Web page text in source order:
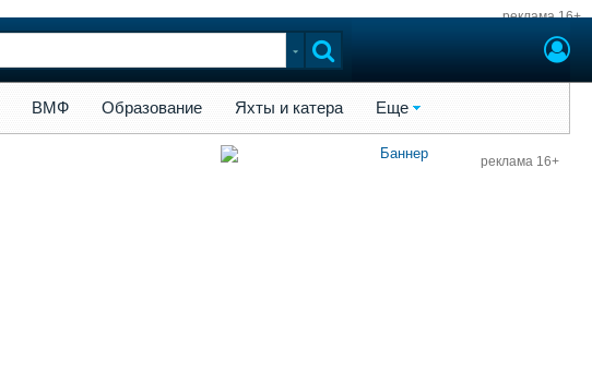
реклама 16+
ВМФ Образование Яхты и катера Еще
реклама 16+